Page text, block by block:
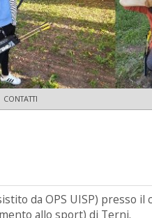
CONTATTI
da OPS UISP) presso il
allo sport) di Terni.